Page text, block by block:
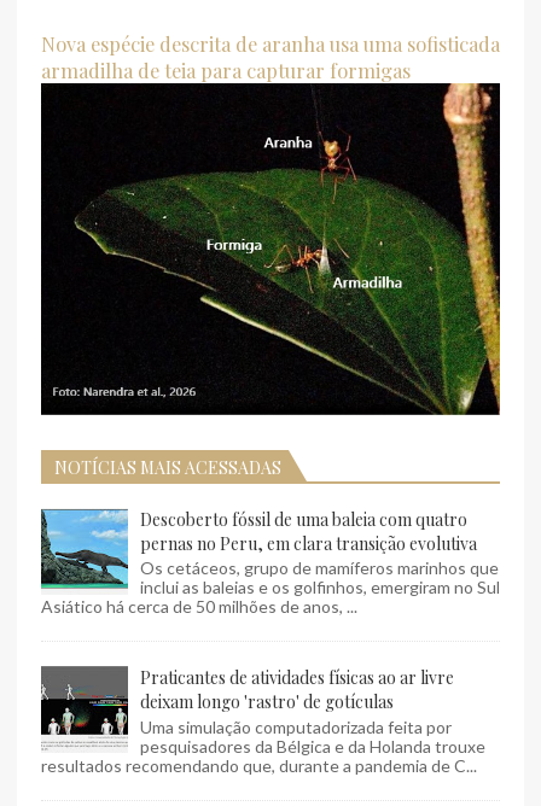
Nova espécie descrita de aranha usa uma sofisticada
armadilha de teia para capturar formigas
NOTÍCIAS MAIS ACESSADAS
Descoberto fóssil de uma baleia com quatro
pernas no Peru, em clara transição evolutiva
Os cetáceos, grupo de mamíferos marinhos que
inclui as baleias e os golfinhos, emergiram no Sul
Asiático há cerca de 50 milhões de anos, ...
Praticantes de atividades físicas ao ar livre
deixam longo 'rastro' de gotículas
Uma simulação computadorizada feita por
pesquisadores da Bélgica e da Holanda trouxe
resultados recomendando que, durante a pandemia de C...